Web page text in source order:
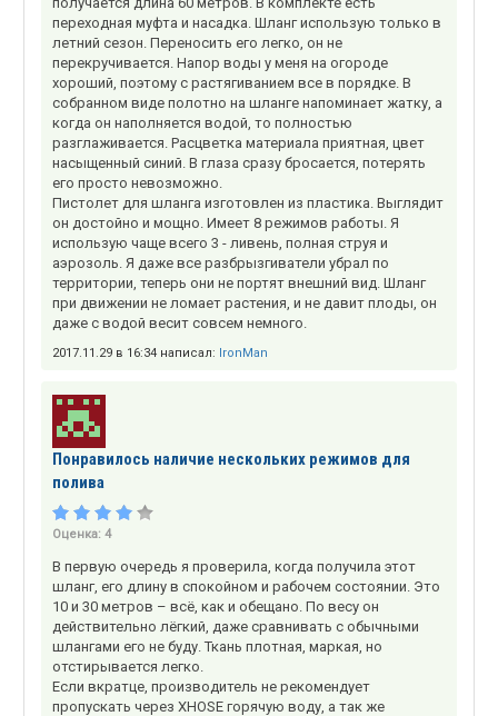
переходная муфта и насадка. Шланг использую только в
летний сезон. Переносить его легко, он не
перекручивается. Напор воды у меня на огороде
хороший, поэтому с растягиванием все в порядке. В
собранном виде полотно на шланге напоминает жатку, а
когда он наполняется водой, то полностью
разглаживается. Расцветка материала приятная, цвет
насыщенный синий. В глаза сразу бросается, потерять
его просто невозможно.
Пистолет для шланга изготовлен из пластика. Выглядит
он достойно и мощно. Имеет 8 режимов работы. Я
использую чаще всего 3 - ливень, полная струя и
аэрозоль. Я даже все разбрызгиватели убрал по
территории, теперь они не портят внешний вид. Шланг
при движении не ломает растения, и не давит плоды, он
даже с водой весит совсем немного.
2017.11.29 в 16:34 написал: IronMan
Понравилось наличие нескольких режимов для
полива
Оценка: 4
В первую очередь я проверила, когда получила этот
шланг, его длину в спокойном и рабочем состоянии. Это
10 и 30 метров – всё, как и обещано. По весу он
действительно лёгкий, даже сравнивать с обычными
шлангами его не буду. Ткань плотная, маркая, но
отстирывается легко.
Если вкратце, производитель не рекомендует
пропускать через XHOSE горячую воду, а так же